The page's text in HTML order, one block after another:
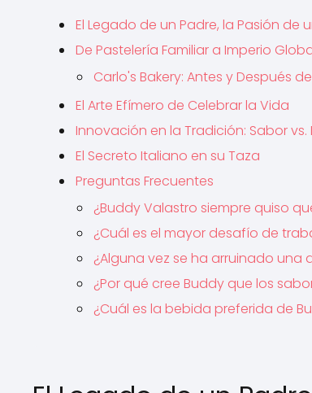
El Legado de un Padre, la Pasión de
De Pastelería Familiar a Imperio
Carlo's Bakery: Antes y Después
El Arte Efímero de Celebrar la Vida
Innovación en la Tradición: Sabor
El Secreto Italiano en su Taza
Preguntas Frecuentes
¿Buddy Valastro siempre quiso
¿Cuál es el mayor desafío de
¿Alguna vez se ha arruinado una
¿Por qué cree Buddy que los
¿Cuál es la bebida preferida de